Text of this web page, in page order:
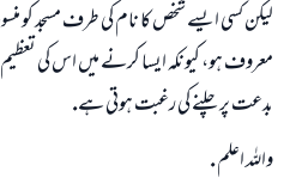
ليكن كسى ايسے شخص كا نام كى طرف مسجد كو
معروف ہو، كيونكہ ايسا كرنے ميں اس كى
بدعت پر چلنے كى رغبت ہوتى ہے.
واللہ اعلم .